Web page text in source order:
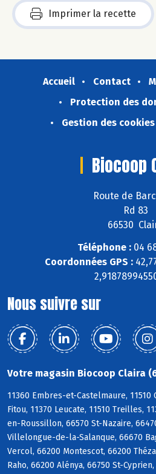
Imprimer la recette
Accueil Contact
Protection des
Gestion des cookies
Biocoop
Route de
Rd 83
66530
Téléphone :04
Coordonnées GPS :
Nous suivre sur
Votre magasin Biocoop Claira
11360 Embres-et-Castelmaure, 11510
Fitou, 11370 Leucate, 11510 Treilles,
en-Roussillon, 66570 St-Nazaire,
Villelongue-de-la-Salanque, 66670
Vercol, 66200 Montescot, 66200
Raho, 66200 Alénya, 66750 St-